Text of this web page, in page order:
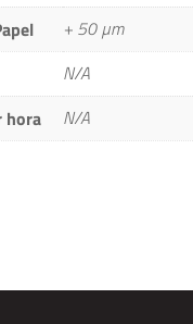
+ 50 µm
N/A
hora
N/A